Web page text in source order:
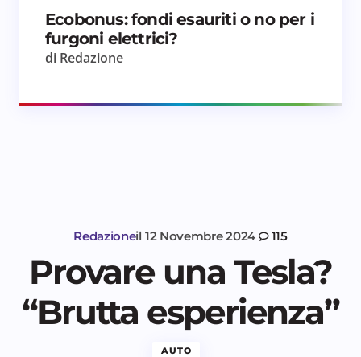
Ecobonus: fondi esauriti o no per i
furgoni elettrici?
di Redazione
Redazioneil 12 Novembre 2024 115
Provare una Tesla?
“Brutta esperienza”
AUTO